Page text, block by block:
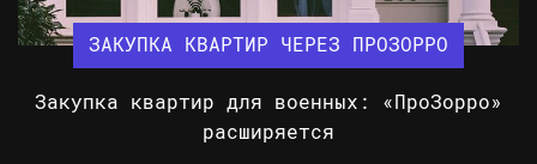
ЗАКУПКА КВАРТИР ЧЕРЕЗ ПРОЗОРРО
Закупка квартир для военных: «ПроЗорро»
расширяется